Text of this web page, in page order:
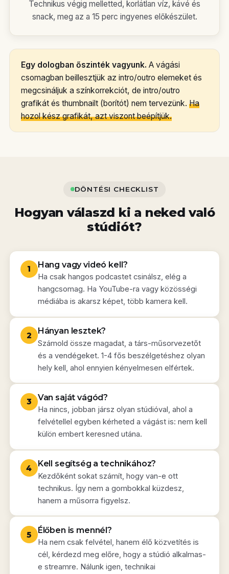
Technikus végig melletted, korlátlan víz, kávé és
snack, meg az a 15 perc ingyenes előkészület.
Egy dologban őszinték vagyunk. A vágási
csomagban beillesztjük az intro/outro elemeket és
megcsináljuk a színkorrekciót, de intro/outro
grafikát és thumbnailt (borítót) nem tervezünk.Ha
hozol kész grafikát, azt viszont beépítjük.
DÖNTÉSI CHECKLIST
Hogyan válaszd ki a neked való
stúdiót?
1 Hang vagy videó kell?
Ha csak hangos podcastet csinálsz, elég a
hangcsomag. Ha YouTube-ra vagy közösségi
médiába is akarsz képet, több kamera kell.
2 Hányan lesztek?
Számold össze magadat, a társ-műsorvezetőt
és a vendégeket. 1-4 fős beszélgetéshez olyan
hely kell, ahol ennyien kényelmesen elfértek.
3 Van saját vágód?
Ha nincs, jobban jársz olyan stúdióval, ahol a
felvétellel egyben kérheted a vágást is: nem kell
külön embert keresned utána.
4 Kell segítség a technikához?
Kezdőként sokat számít, hogy van-e ott
technikus. Így nem a gombokkal küzdesz,
hanem a műsorra figyelsz.
5 Élőben is mennél?
Ha nem csak felvétel, hanem élő közvetítés is
cél, kérdezd meg előre, hogy a stúdió alkalmas-
e streamre. Nálunk igen, technikai